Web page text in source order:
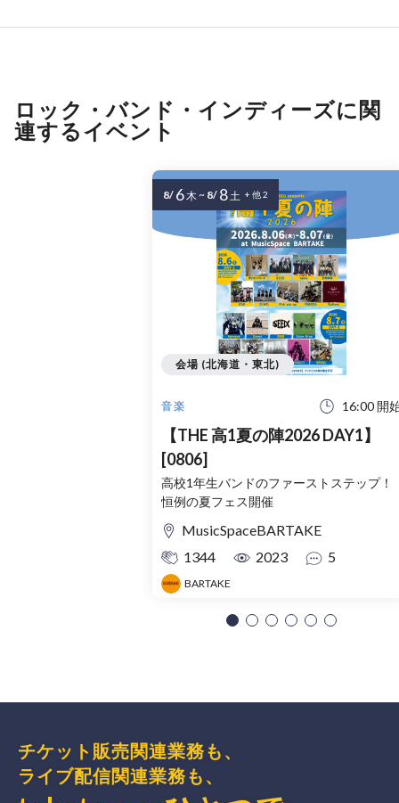
ロック・バンド・インディーズに関
連するイベント
音楽 16:00 開
【THE 高1夏の陣2026 DAY1】
[0806]
高校1年生バンドのファーストステップ！
恒例の夏フェス開催
MusicSpaceBARTAKE
1344
2023 5
BARTAKE
会場 (北海道・東北)
8/ 6木~ 8/ 8土 + 他 2
チケット販売関連業務も、
ライブ配信関連業務も、